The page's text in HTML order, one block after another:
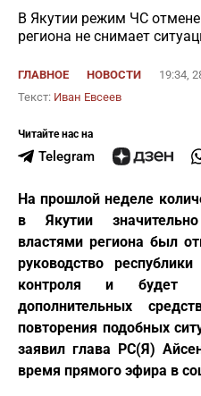
В Якутии режим ЧС
региона не снимает
ГЛАВНОЕ НОВОСТИ
19:34,
Текст: Иван Евсеев
Читайте нас на
Telegram
На прошлой неделе
в Якутии
властями региона был
руководство
контроля и будет
дополнительных
повторения подобных
заявил глава РС(Я)
время прямого эфира в